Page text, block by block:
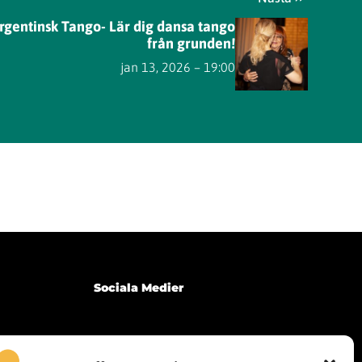
Tango- Lär dig dansa tango
från grunden!
jan 13, 2026 – 19:00
Sociala Medier